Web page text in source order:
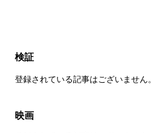
検証
登録されている記事はございません。
映画